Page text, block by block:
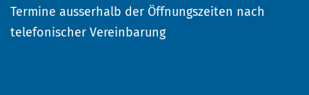
Termine ausserhalb der Öffnungszeiten nach
telefonischer Vereinbarung